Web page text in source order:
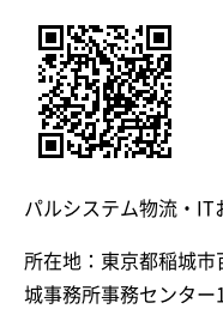
パルシステム物流・IT
所在地：東京都稲城
城事務所事務センタ